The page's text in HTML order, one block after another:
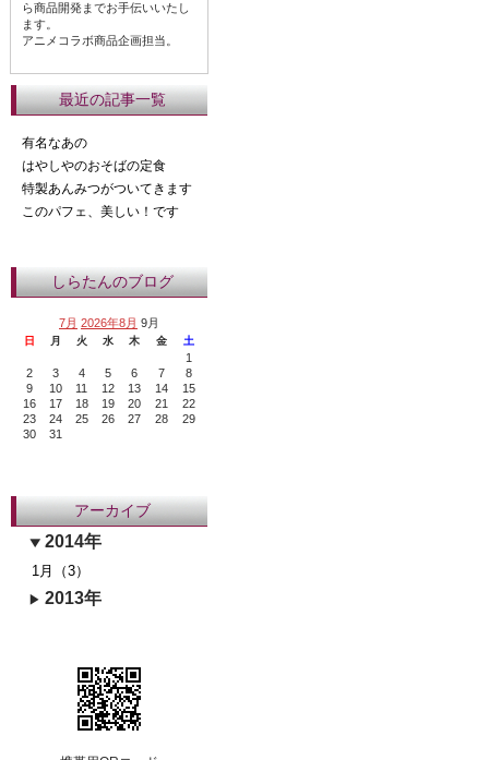
ら商品開発までお手伝いいたし
ます。
アニメコラボ商品企画担当。
最近の記事一覧
有名なあの
はやしやのおそばの定食
特製あんみつがついてきます
このパフェ、美しい！です
しらたんのブログ
7月 2026年8月 9月
日 月 火 水 木 金 土
1
2
3 4 5 6 7
8
9
10 11 12 13 14
15
16
17 18 19 20 21
22
23
24 25 26 27 28
29
30
31
アーカイブ
2014年
1月（3）
2013年